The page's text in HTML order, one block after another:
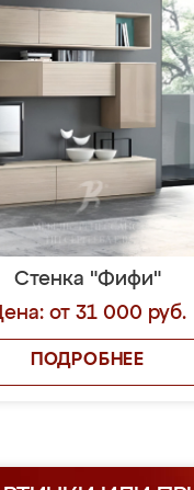
Стенка "Фифи"
от 31 000 руб.
ПОДРОБНЕЕ